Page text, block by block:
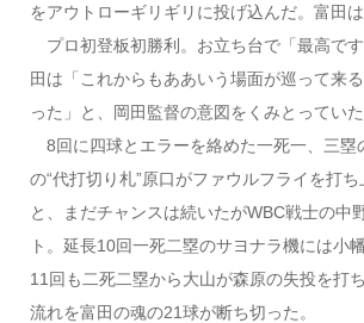
をアウトローギリギリに投げ込んだ。富田は
プロ初登板初勝利。お立ち台で「最高で
田は「これからもああいう場面が巡って来
った」と、岡田監督の意図をくみとっていた
8回に四球とエラーを絡めた一死一、三塁
の“代打切り札”原口がファウルフライを打
と、まだチャンスは続いたがWBC戦士の中
ト。延長10回一死二塁のサヨナラ機には小
11回も二死二塁から大山が森原の失投を打
流れを富田の魂の21球が断ち切った。